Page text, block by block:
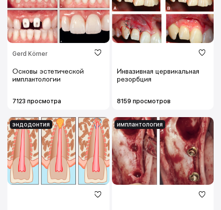
Gerd Körner
Основы эстетической
имплантологии
7123 просмотра
Инвазивная цервикальная
резорбция
8159 просмотров
эндодонтия имплантология